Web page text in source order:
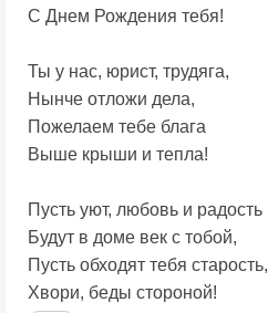
С Днем Рождения тебя!
Ты у нас, юрист, трудяга,
Нынче отложи дела,
Пожелаем тебе блага
Выше крыши и тепла!
Пусть уют, любовь и радость
Будут в доме век с тобой,
Пусть обходят тебя старость,
Хвори, беды стороной!